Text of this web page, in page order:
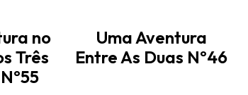
no
Três
Uma Aventura
Entre As Duas Nº46